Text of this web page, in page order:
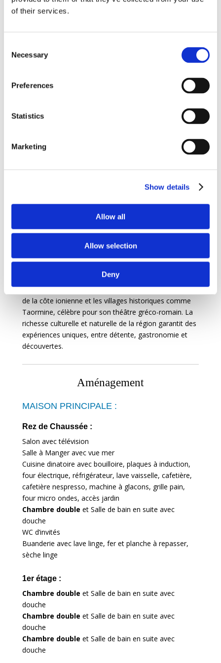
of their services.
Selection
Necessary
Preferences
Statistics
Marketing
Show details
Allow all
Allow selection
Deny
méditerranéennes, palmiers et de la belle piscine de
13m de long ; De l’autre la terrasse qui longe la
profitant d’une vue panoramique et de la brise marine.
Les espaces de vie sont lumineux et spacieux, mettant
panoramas.
élégante et neutre où chaque touche de couleur peut
La cuisine moderne, entièrement équipée, ravira les
amateurs de gastronomie et les passionnés d’art de
offrent un cocon d’élégance et d’intimité.
Idéalement située près de Catane, cette villa est le
point de départ parfait pour explorer la Sicile et sa
des vignobles volcaniques. À quelques minutes en
voiture, laissez-vous séduire par les plages immaculées
de la côte ionienne et les villages historiques comme
Taormine, célèbre pour son théâtre gréco-romain. La
richesse culturelle et naturelle de la région garantit des
expériences uniques, entre détente, gastronomie et
découvertes.
Aménagement
MAISON PRINCIPALE :
Rez de Chaussée :
Salon avec télévision
Salle à Manger avec vue mer
Cuisine dinatoire avec bouilloire, plaques à induction,
four électrique, réfrigérateur, lave vaisselle, cafetière,
cafetière nespresso, machine à glacons, grille pain,
four micro ondes, accès jardin
Chambre double et Salle de bain en suite avec
douche
WC d’invités
Buanderie avec lave linge, fer et planche à repasser,
sèche linge
1er étage :
Chambre double et Salle de bain en suite avec
douche
Chambre double et Salle de bain en suite avec
douche
Chambre double et Salle de bain en suite avec
douche